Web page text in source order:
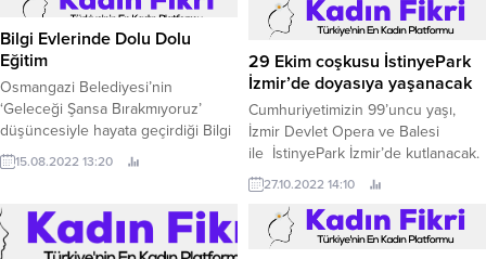
Bilgi Evlerinde Dolu Dolu
Eğitim
Osmangazi Belediyesi’nin
‘Geleceği Şansa Bırakmıyoruz’
düşüncesiyle hayata geçirdiği Bilgi
Evleri, yaz döneminde birbirinden
farklı eğitim programıyla yüzlerce
15.08.2022 13:20
29 Ekim coşkusu İstinyePark
İzmir’de doyasıya yaşanacak
Cumhuriyetimizin 99’uncu yaşı,
İzmir Devlet Opera ve Balesi
ile İstinyePark İzmir’de kutlanacak.
27.10.2022 14:10